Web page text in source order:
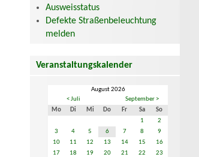
Ausweisstatus
Defekte Straßenbeleuchtung
melden
Veranstaltungskalender
August 2026
< Juli
September >
Mo
Di Mi Do Fr Sa
So
1
2
3
4 5 6 7 8
9
10
11 12 13 14 15
16
17
18 19 20 21 22
23